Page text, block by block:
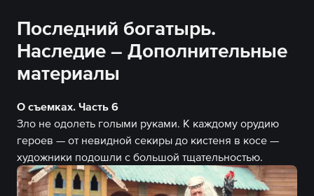
Последний богатырь.
Наследие – Дополнительные
материалы
О съемках. Часть 6
Зло не одолеть голыми руками. К каждому орудию
героев — от невидной секиры до кистеня в косе —
художники подошли с большой тщательностью.